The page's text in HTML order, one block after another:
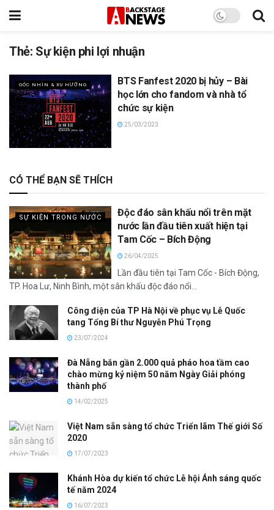
Thẻ: Sự kiện phi lợi nhuận
GÓC NHÌN & XU HƯỚNG
BTS Fanfest 2020 bị hủy – Bài
học lớn cho fandom và nhà tổ
chức sự kiện
25/03/2023
CÓ THỂ BẠN SẼ THÍCH
SỰ KIỆN TRONG NƯỚC
Độc đáo sân khấu nổi trên mặt
nước lần đầu tiên xuất hiện tại
Tam Cốc – Bích Động
26/04/2025
Lần đầu tiên tại Tam Cốc - Bích Động,
TP. Hoa Lư, Ninh Bình, một sân khấu độc đáo nổi...
Công điện của TP Hà Nội về phục vụ Lễ Quốc
tang Tổng Bí thư Nguyễn Phú Trọng
23/07/2024
Đà Nẵng bắn gần 2.000 quả pháo hoa tầm cao
chào mừng kỷ niệm 50 năm Ngày Giải phóng
thành phố
14/02/2025
Việt Nam sẵn sàng tổ chức Triển lãm Thế giới Số
2020
17/07/2023
Khánh Hòa dự kiến tổ chức Lễ hội Ánh sáng quốc
tế năm 2024
16/07/2023